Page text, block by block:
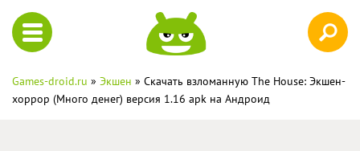
Games-droid.ru » Экшен » Скачать взломанную The House: Экшен-
хоррор (Много денег) версия 1.16 apk на Андроид